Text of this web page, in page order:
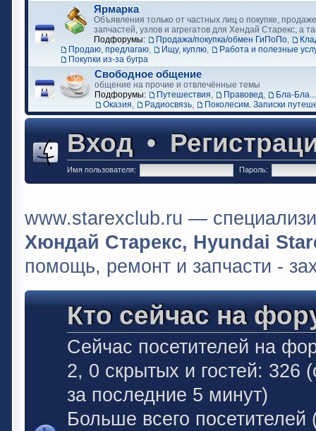
Ярмарка
Объявления только от частных лиц о покупке,
запчастей, узлов и агрегатов для Хендай Старекс, а
Подфорумы:
Продажа/покупка/обмен ГиПоПо,
Продаю, предлагаю, Ищу, куплю,
Работа и полезные
Покупки из-за бугра
Свободное общение
общение на прочие и отвлечённые темы
Подфорумы:
Путешествия, Правовед,
Бла-Бла...
Оказия, Радиосвязь, Поколесим. Записки
Вход•
Имя пользователя: Пароль:
www.starexclub.ru —
Хюндай Старекс, Hyundai
помощь, ремонт и запчасти -
Кто сейчас на
Сейчас посетителей на
2, 0 скрытых и гостей: 326
за последние 5 минут)
Больше всего посетителей